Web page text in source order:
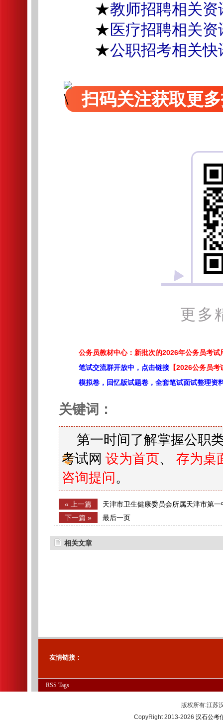
★教师招聘相关资
★医疗招聘相关资
★公职招考相关快
扫码关注获取更
更多
公务员教材中心：新批次的2026年公务员考试
笔试交流群开放中，点击链接 【2026公务员
模拟卷，回忆版试题卷，全套笔试面试整理资
关键词：
第一时间了解掌握公职
考试网 设为首页、 存为桌
咨询提问 。
« 上一篇 天津市卫生健康委员会所属天津市第
聘用人员公示
下一篇 » 最后一页
相关文章
友情链接：
RSS Tags
版权所有:江
CopyRight 2013-2026 汉石公考